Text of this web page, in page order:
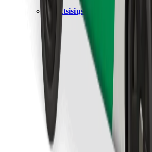
Atsisiųsti programėlę „Bolt